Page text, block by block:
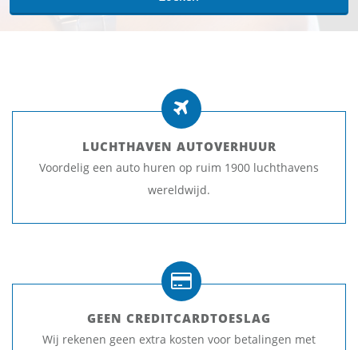
LUCHTHAVEN AUTOVERHUUR
Voordelig een auto huren op ruim 1900 luchthavens
wereldwijd.
GEEN CREDITCARDTOESLAG
Wij rekenen geen extra kosten voor betalingen met